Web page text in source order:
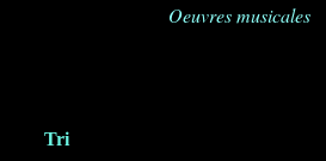
Oeuvres musicales
Tri